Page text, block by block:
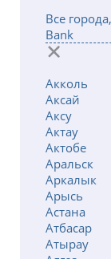
Все
Bank
Акколь
Аксай
Аксу
Актау
Актобе
Аральск
Аркалык
Арысь
Астана
Атбасар
Атырау